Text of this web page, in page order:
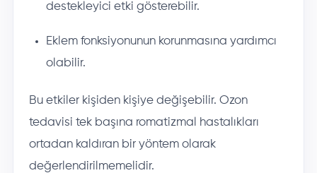
destekleyici etki gösterebilir.
Eklem fonksiyonunun korunmasına yardımcı
olabilir.
Bu etkiler kişiden kişiye değişebilir. Ozon
tedavisi tek başına romatizmal hastalıkları
ortadan kaldıran bir yöntem olarak
değerlendirilmemelidir.